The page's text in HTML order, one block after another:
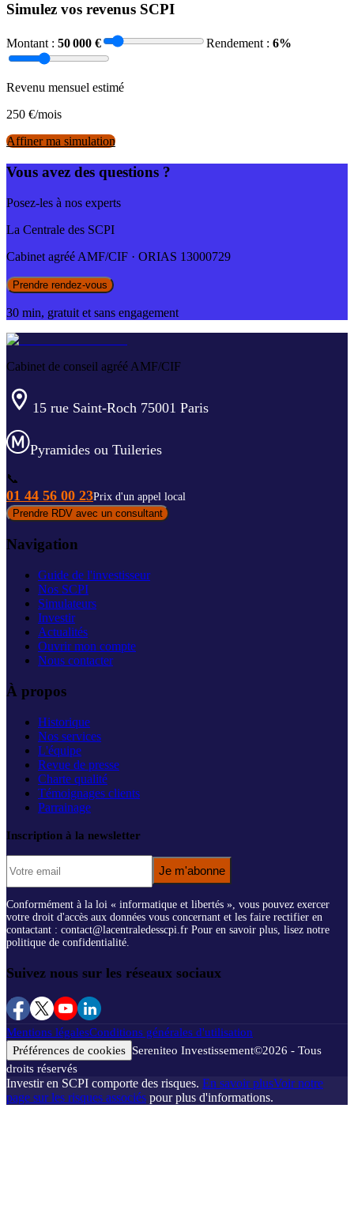
Simulez vos revenus SCPI
Montant : 50 000 € Rendement : 6%
Revenu mensuel estimé
250 €/mois
Affiner ma simulation
Vous avez des questions ?
Posez-les à nos experts
La Centrale des SCPI
Cabinet agréé AMF/CIF · ORIAS 13000729
Prendre rendez-vous
30 min, gratuit et sans engagement
Cabinet de conseil agréé AMF/CIF
15 rue Saint-Roch 75001 Paris
Pyramides ou Tuileries
📞
01 44 56 00 23Prix d'un appel local
Prendre RDV avec un consultant
Navigation
Guide de l'investisseur
Nos SCPI
Simulateurs
Investir
Actualités
Ouvrir mon compte
Nous contacter
À propos
Historique
Nos services
L'équipe
Revue de presse
Charte qualité
Témoignages clients
Parrainage
Inscription à la newsletter
Je m'abonne
Conformément à la loi « informatique et libertés », vous pouvez exercer
votre droit d'accès aux données vous concernant et les faire rectifier en
contactant : contact@lacentraledesscpi.fr Pour en savoir plus, lisez notre
politique de confidentialité.
Suivez nous sur les réseaux sociaux
Mentions légalesConditions générales d'utilisation
Préférences de cookies Sereniteo Investissement©2026 - Tous
droits réservés
Investir en SCPI comporte des risques. En savoir plusVoir notre
page sur les risques associés pour plus d'informations.